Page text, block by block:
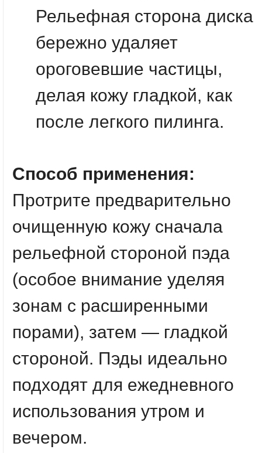
Рельефная сторона диска
бережно удаляет
ороговевшие частицы,
делая кожу гладкой, как
после легкого пилинга.
Способ применения:
Протрите предварительно
очищенную кожу сначала
рельефной стороной пэда
(особое внимание уделяя
зонам с расширенными
порами), затем — гладкой
стороной. Пэды идеально
подходят для ежедневного
использования утром и
вечером.